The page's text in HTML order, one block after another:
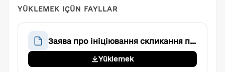
YÜKLEMEK IÇÜN FAYLLAR
Заява про ініціювання скликання позачергових Загальних зборів
Yüklemek